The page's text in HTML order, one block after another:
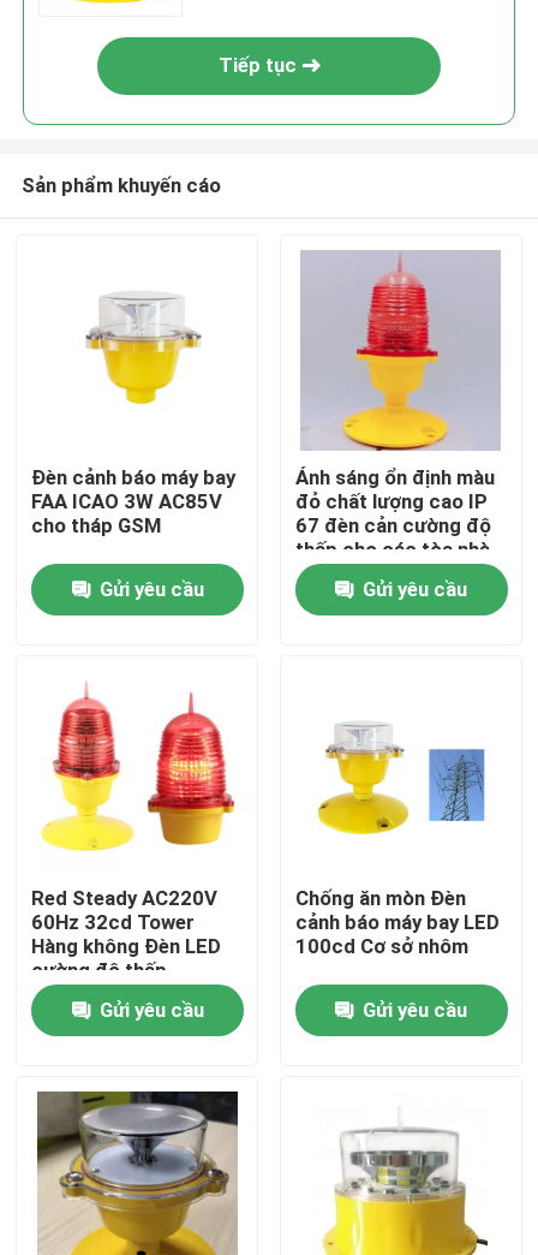
Về chúng tôi
Tham quan nhà máy
Liên hệ chúng tôi
Yêu cầu báo giá
Đèn cản hàng không
Đèn cản năng lượng mặt trời
Đèn cản máy bay
Tiếp tục
Sản phẩm khuyến cáo
Đèn cảnh báo máy bay
FAA ICAO 3W AC85V
cho tháp GSM
Gửi yêu cầu
Ánh sáng ổn định màu
đỏ chất lượng cao IP
67 đèn cản cường độ
thấp cho các tòa nhà
cao
Gửi yêu cầu
Red Steady AC220V
60Hz 32cd Tower
Hàng không Đèn LED
cường độ thấp
Gửi yêu cầu
Chống ăn mòn Đèn
cảnh báo máy bay LED
100cd Cơ sở nhôm
Gửi yêu cầu